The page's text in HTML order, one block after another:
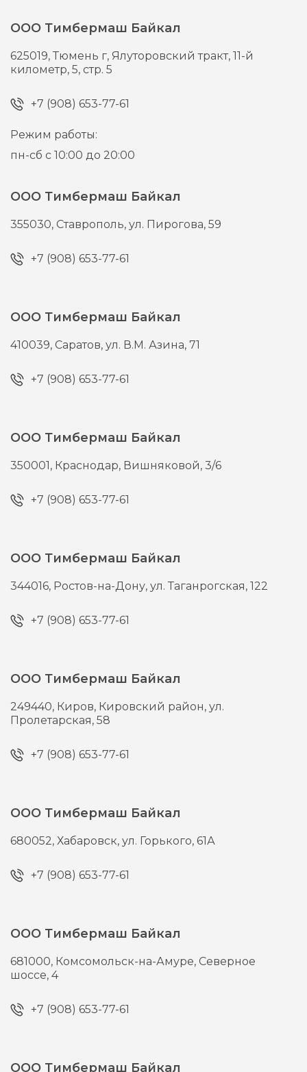
ООО Тимбермаш Байкал
625019,Тюмень г, Ялуторовский тракт, 11-й
километр, 5, стр. 5
+7 (908) 653-77-61
Режим работы:
пн-сб с 10:00 до 20:00
ООО Тимбермаш Байкал
355030, Ставрополь,ул. Пирогова, 59
+7 (908) 653-77-61
ООО Тимбермаш Байкал
410039, Саратов,ул. В.М. Азина, 71
+7 (908) 653-77-61
ООО Тимбермаш Байкал
350001, Краснодар, Вишняковой, 3/6
+7 (908) 653-77-61
ООО Тимбермаш Байкал
344016, Ростов-на-Дону,ул. Таганрогская, 122
+7 (908) 653-77-61
ООО Тимбермаш Байкал
249440, Киров, Кировский район, ул.
Пролетарская, 58
+7 (908) 653-77-61
ООО Тимбермаш Байкал
680052,Хабаровск,ул. Горького, 61А
+7 (908) 653-77-61
ООО Тимбермаш Байкал
681000, Комсомольск-на-Амуре, Северное
шоссе, 4
+7 (908) 653-77-61
ООО Тимбермаш Байкал